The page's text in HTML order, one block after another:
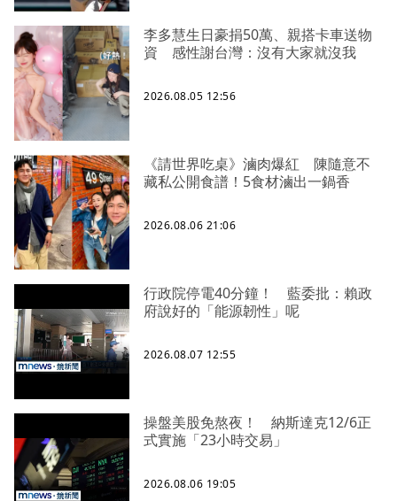
李多慧生日豪捐50萬、親搭卡車送物
資 感性謝台灣：沒有大家就沒我
2026.08.05 12:56
《請世界吃桌》滷肉爆紅 陳隨意不
藏私公開食譜！5食材滷出一鍋香
2026.08.06 21:06
行政院停電40分鐘！ 藍委批：賴政
府說好的「能源韌性」呢
2026.08.07 12:55
操盤美股免熬夜！ 納斯達克12/6正
式實施「23小時交易」
2026.08.06 19:05